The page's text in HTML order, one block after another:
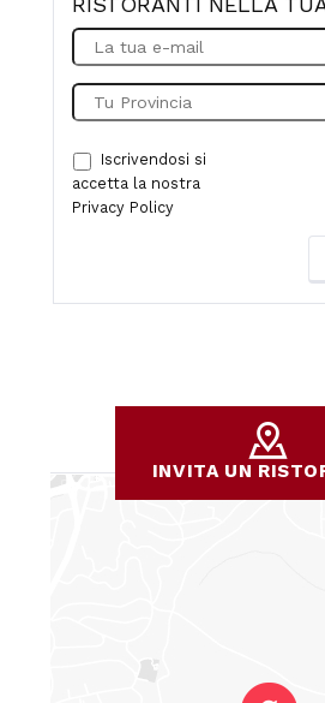
Iscrivendosi si
accetta la nostra
Privacy Policy
INVITA UN